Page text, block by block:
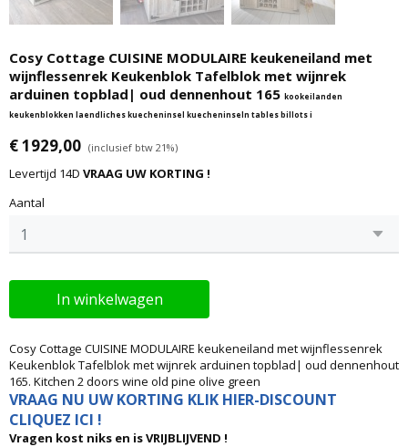
Cosy Cottage CUISINE MODULAIRE keukeneiland met
wijnflessenrek Keukenblok Tafelblok met wijnrek
arduinen topblad| oud dennenhout 165 kookeilanden
keukenblokken laendliches kuecheninsel kuecheninseln tables billots i
€ 1929,00 (inclusief btw 21%)
Levertijd 14D VRAAG UW KORTING !
Aantal
In winkelwagen
Cosy Cottage CUISINE MODULAIRE keukeneiland met wijnflessenrek
Keukenblok Tafelblok met wijnrek arduinen topblad| oud dennenhout
165. Kitchen 2 doors wine old pine olive green
VRAAG NU UW KORTING KLIK HIER-DISCOUNT
CLIQUEZ ICI !
Vragen kost niks en is VRIJBLIJVEND !